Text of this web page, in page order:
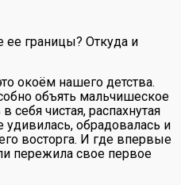
ее границы? Откуда и
окоём нашего детства.
объять мальчишеское
себя чистая, распахнутая
обрадовалась и
восторга. И где впервые
пережила свое первое